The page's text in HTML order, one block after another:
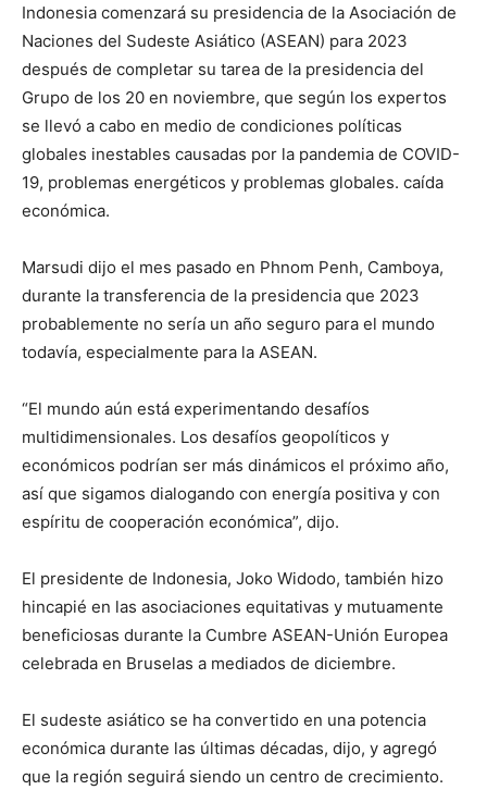
Indonesia comenzará su presidencia de la Asociación de
Naciones del Sudeste Asiático (ASEAN) para 2023
después de completar su tarea de la presidencia del
Grupo de los 20 en noviembre, que según los expertos
se llevó a cabo en medio de condiciones políticas
globales inestables causadas por la pandemia de COVID-
19, problemas energéticos y problemas globales. caída
económica.
Marsudi dijo el mes pasado en Phnom Penh, Camboya,
durante la transferencia de la presidencia que 2023
probablemente no sería un año seguro para el mundo
todavía, especialmente para la ASEAN.
“El mundo aún está experimentando desafíos
multidimensionales. Los desafíos geopolíticos y
económicos podrían ser más dinámicos el próximo año,
así que sigamos dialogando con energía positiva y con
espíritu de cooperación económica”, dijo.
El presidente de Indonesia, Joko Widodo, también hizo
hincapié en las asociaciones equitativas y mutuamente
beneficiosas durante la Cumbre ASEAN-Unión Europea
celebrada en Bruselas a mediados de diciembre.
El sudeste asiático se ha convertido en una potencia
económica durante las últimas décadas, dijo, y agregó
que la región seguirá siendo un centro de crecimiento.